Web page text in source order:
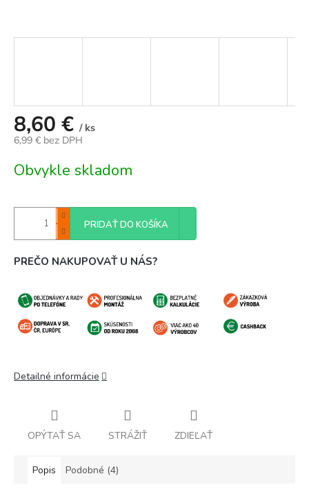
8,60 € / ks
6,99 € bez DPH
cena:
Obvykle skladom
PRIDAŤ DO KOŠÍKA
PREČO NAKUPOVAŤ U NÁS?
Detailné informácie
OPÝTAŤ SA STRÁŽIŤ ZDIEĽAŤ
Popis Podobné (4)